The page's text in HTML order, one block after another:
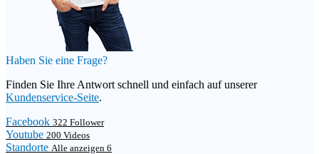
Haben Sie eine Frage?
Finden Sie Ihre Antwort schnell und einfach auf unserer
Kundenservice-Seite.
Facebook 322 Follower
Youtube 200 Videos
Standorte Alle anzeigen 6